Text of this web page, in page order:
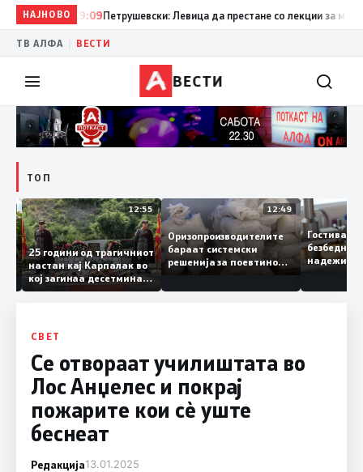
НАЈНОВО
19:09Петрушевски: Левица да престане со лекции за морал
ТВ АЛФА ВЕСТИ
ВЕСТИ
ТОП
13:04 12:55
25 години од трагичниот
настан кај Карпалак во
кој загинаа десетмина
македонски бранители
12:49
Оризопроизводителите
бараат системски
решенија за поевтино
производство
СВЕТ
Се отвораат училиштата во
Лос Анџелес и покрај
пожарите кои сè уште
беснеат
Редакција13.01.2025